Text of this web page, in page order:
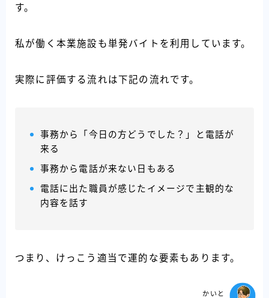
す。
私が働く本業施設も単発バイトを利用しています。
実際に評価する流れは下記の流れです。
事務から「今日の方どうでした？」と電話が
来る
事務から電話が来ない日もある
電話に出た職員が感じたイメージで主観的な
内容を話す
つまり、けっこう適当で運的な要素もあります。
かいと